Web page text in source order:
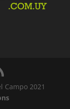
Campo 2021